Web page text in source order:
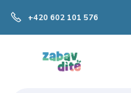
+420 602 101 576